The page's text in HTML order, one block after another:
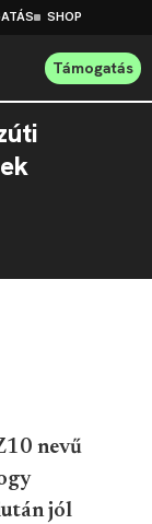
SHOP
Támogatás
nevű
jól